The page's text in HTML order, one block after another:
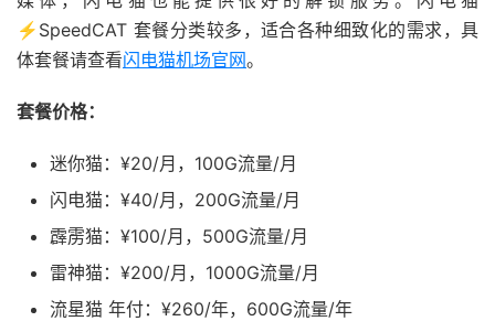
⚡️SpeedCAT 套餐分类较多，适合各种细致化的需求，具
体套餐请查看闪电猫机场官网。
套餐价格：
迷你猫：¥20/月，100G流量/月
闪电猫：¥40/月，200G流量/月
霹雳猫：¥100/月，500G流量/月
雷神猫：¥200/月，1000G流量/月
流星猫 年付：¥260/年，600G流量/年